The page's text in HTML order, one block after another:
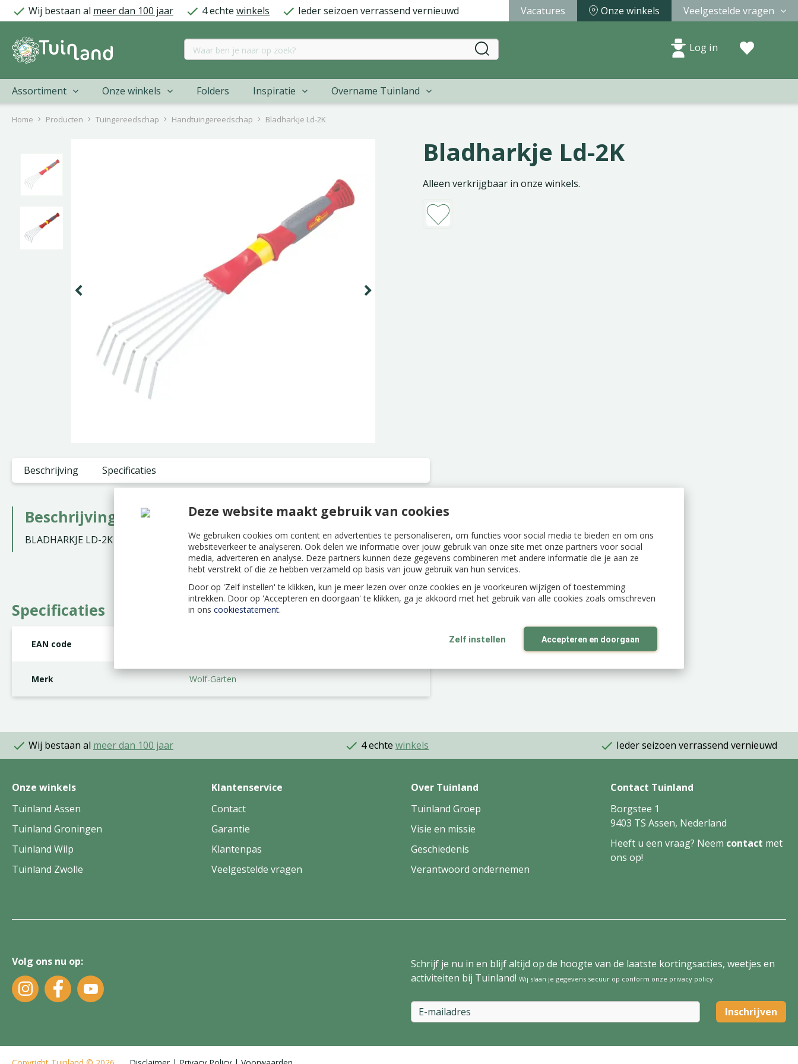
Deze website maakt gebruik van cookies
We gebruiken cookies om content en advertenties te personaliseren, om functies voor social media te bieden en om ons
websiteverkeer te analyseren. Ook delen we informatie over jouw gebruik van onze site met onze partners voor social
media, adverteren en analyse. Deze partners kunnen deze gegevens combineren met andere informatie die je aan ze
hebt verstrekt of die ze hebben verzameld op basis van jouw gebruik van hun services.
Door op 'Zelf instellen' te klikken, kun je meer lezen over onze cookies en je voorkeuren wijzigen of toestemming
intrekken. Door op 'Accepteren en doorgaan' te klikken, ga je akkoord met het gebruik van alle cookies zoals omschreven
in ons cookiestatement.
Zelf instellen Accepteren en doorgaan
naar
Home Producten Tuingereedschap Handtuingereedschap Bladharkje Ld-2K
Wij bestaan al meer dan 100 jaar 4 echte winkels Ieder seizoen verrassend vernieuwd Vacatures Onze winkels Veelgestelde vragen
Log in
Assortiment Onze winkels Folders Inspiratie Overname Tuinland
Bladharkje Ld-2K
Alleen verkrijgbaar in onze winkels.
Beschrijving Specificaties
Beschrijving
BLADHARKJE LD-2K
Specificaties
EAN code
Merk Wolf-Garten
Wij bestaan al meer dan 100 jaar 4 echte winkels Ieder seizoen verrassend vernieuwd
Onze winkels
Tuinland Assen
Tuinland Groningen
Tuinland Wilp
Tuinland Zwolle
Klantenservice
Contact
Garantie
Klantenpas
Veelgestelde vragen
Over Tuinland
Tuinland Groep
Visie en missie
Geschiedenis
Verantwoord ondernemen
Contact Tuinland
Borgstee 1
9403 TS Assen, Nederland
Heeft u een vraag? Neem contact met
ons op!
Volg ons nu op:
Schrijf je nu in en blijf altijd op de hoogte van de laatste kortingsacties, weetjes en
activiteiten bij Tuinland! Wij slaan je gegevens secuur op conform onze privacy policy